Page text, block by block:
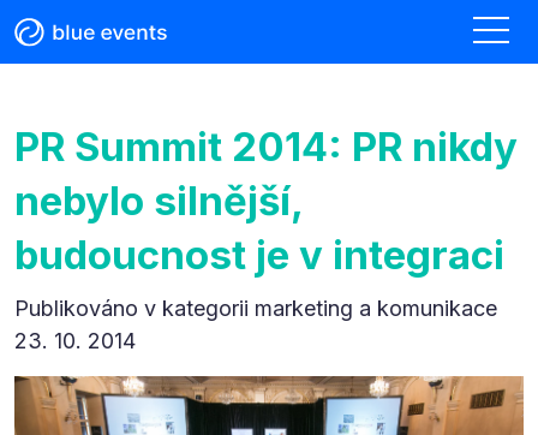
PR Summit 2014: PR nikdy
nebylo silnější,
budoucnost je v integraci
Publikováno v kategorii marketing a komunikace
23. 10. 2014